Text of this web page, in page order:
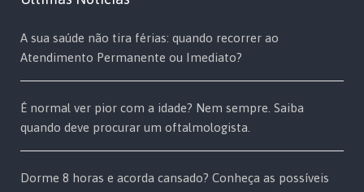
A sua saúde não tira férias: quando recorrer ao
Atendimento Permanente ou Imediato?
É normal ver pior com a idade? Nem sempre. Saiba
quando deve procurar um oftalmologista.
Dorme 8 horas e acorda cansado? Conheça as possíveis